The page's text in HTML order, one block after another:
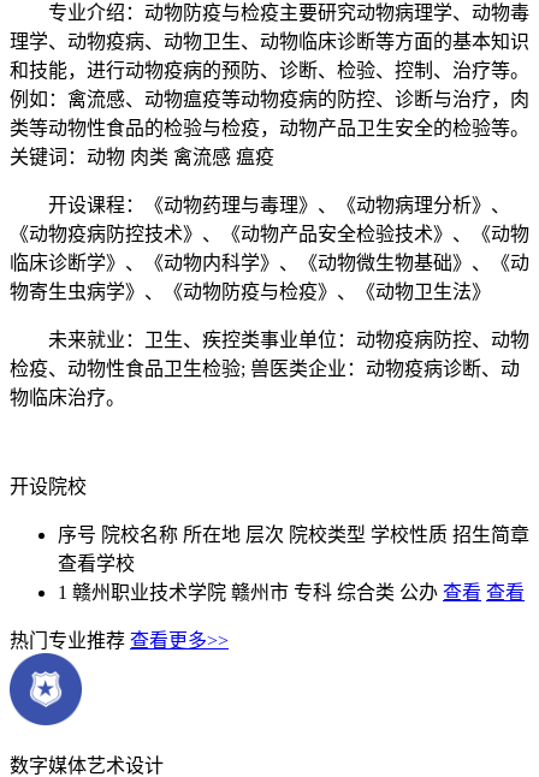
专业介绍：动物防疫与检疫主要研究动物病理学、动物毒
理学、动物疫病、动物卫生、动物临床诊断等方面的基本知识
和技能，进行动物疫病的预防、诊断、检验、控制、治疗等。
例如：禽流感、动物瘟疫等动物疫病的防控、诊断与治疗，肉
类等动物性食品的检验与检疫，动物产品卫生安全的检验等。
关键词：动物 肉类 禽流感 瘟疫
开设课程：《动物药理与毒理》、《动物病理分析》、
《动物疫病防控技术》、《动物产品安全检验技术》、《动物
临床诊断学》、《动物内科学》、《动物微生物基础》、《动
物寄生虫病学》、《动物防疫与检疫》、《动物卫生法》
未来就业：卫生、疾控类事业单位：动物疫病防控、动物
检疫、动物性食品卫生检验; 兽医类企业：动物疫病诊断、动
物临床治疗。
开设院校
序号 院校名称 所在地 层次 院校类型 学校性质 招生简章
查看学校
1 赣州职业技术学院 赣州市 专科 综合类 公办 查看 查看
热门专业推荐 查看更多>>
数字媒体艺术设计